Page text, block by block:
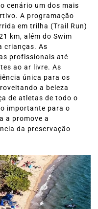
cenário um dos mais
A programação
em trilha (Trail Run)
km, além do Swim
crianças. As
profissionais até
ao ar livre. As
única para os
a beleza
de atletas de todo o
importante para o
a promove a
da preservação